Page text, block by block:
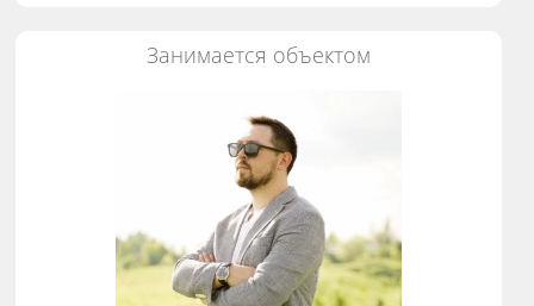
Занимается объектом